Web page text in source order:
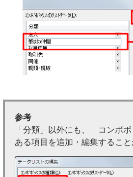
参考
「分類」以外にも、「コンボ
ある項目を追加・編集すること